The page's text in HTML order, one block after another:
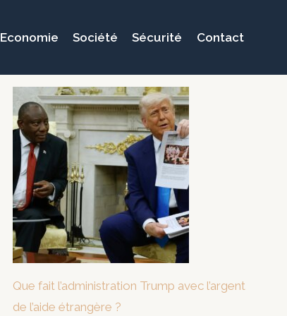
Economie Société Sécurité Contact
Que fait l’administration Trump avec l’argent
de l’aide étrangère ?